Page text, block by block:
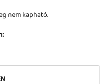
nem kapható.